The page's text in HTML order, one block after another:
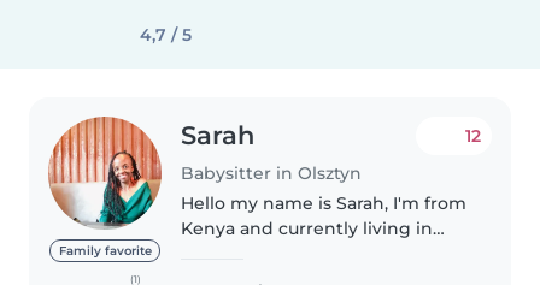
4,7 / 5
Family favorite
(1)
Sarah
Babysitter in Olsztyn
12
Hello my name is Sarah, I'm from
Kenya and currently living in
when I was 15. I babysitted my